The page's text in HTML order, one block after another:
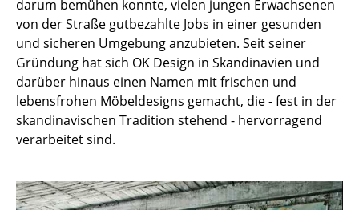
Servierwagen
Einzelteile
... alle Tische
Aufbewahren
Bücherregale
darum bemühen konnte, vielen jungen Erwachsenen
von der Straße gutbezahlte Jobs in einer gesunden
und sicheren Umgebung anzubieten. Seit seiner
Gründung hat sich OK Design in Skandinavien und
darüber hinaus einen Namen mit frischen und
lebensfrohen Möbeldesigns gemacht, die - fest in der
skandinavischen Tradition stehend - hervorragend
verarbeitet sind.